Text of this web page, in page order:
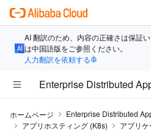
AI 翻訳のため、内容の正確さは保証
は中国語版をご参照ください。
人力翻訳を依頼する
Enterprise Distributed
ホームページ Enterprise Distributed
アプリホスティング (K8s)
アプリ